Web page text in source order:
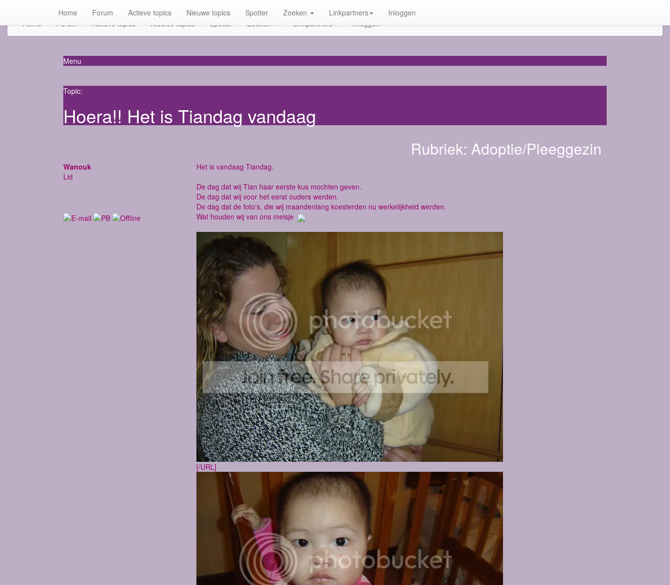
Home Forum Actieve topics Nieuwe topics Spotter Zoeken Linkpartners Inloggen
Home Forum Actieve topics Nieuwe topics Spotter Zoeken Linkpartners Inloggen
Menu
Topic:
Hoera!! Het is Tiandag vandaag
Rubriek: Adoptie/Pleeggezin
Wanouk
Lid
Het is vandaag Tiandag.
De dag dat wij Tian haar eerste kus mochten geven.
De dag dat wij voor het eerst ouders werden.
De dag dat de foto's, die wij maandenlang koesterden nu werkelijkheid werden.
Wat houden wij van ons meisje
[/URL]